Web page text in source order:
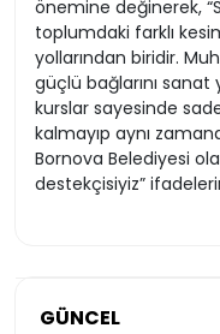
GÜNCEL
önemine değinerek,
toplumdaki farklı
yollarından biridir.
güçlü bağlarını
kurslar sayesinde
kalmayıp aynı
Bornova Belediyesi
destekçisiyiz”